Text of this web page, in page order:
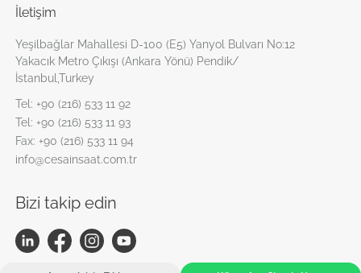
İletişim
Yeşilbağlar Mahallesi D-100 (E5) Yanyol Bulvarı No:12
Yakacık Metro Çıkışı (Ankara Yönü) Pendik/
İstanbul,Turkey
Tel: +90 (216) 533 11 92
Tel: +90 (216) 533 11 93
Fax: +90 (216) 533 11 94
info@cesainsaat.com.tr
Bizi takip edin